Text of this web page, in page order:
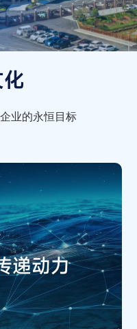
业的永恒目标
递动力